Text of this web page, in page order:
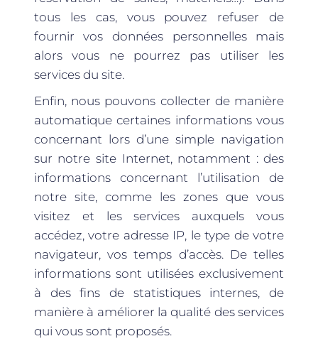
tous les cas, vous pouvez refuser de
fournir vos données personnelles mais
alors vous ne pourrez pas utiliser les
services du site.
Enfin, nous pouvons collecter de manière
automatique certaines informations vous
concernant lors d’une simple navigation
sur notre site Internet, notamment : des
informations concernant l’utilisation de
notre site, comme les zones que vous
visitez et les services auxquels vous
accédez, votre adresse IP, le type de votre
navigateur, vos temps d’accès. De telles
informations sont utilisées exclusivement
à des fins de statistiques internes, de
manière à améliorer la qualité des services
qui vous sont proposés.